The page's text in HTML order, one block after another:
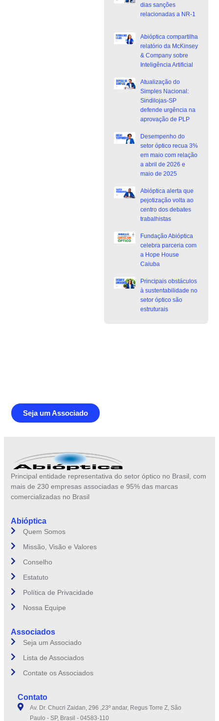
dias sanções
relacionadas a NR-1
Abióptica compartilha
relatório da McKinsey
& Company sobre
Inteligência Artificial
Atualização do
Simples Nacional:
Sindilojas-SP
defende urgência na
aprovação de PLP
Desempenho do
setor óptico recua 3%
em maio com relação
a abril de 2026 e
maio de 2025
Abióptica alerta que
pejotização volta ao
centro dos debates
trabalhistas
Fundação Abióptica
celebra parceria com
a Hope House
Caiuba
Principais obstáculos
à sustentabilidade no
setor óptico são
estruturais
Seja um Associado
Principal entidade representativa do setor óptico no Brasil, com
mais de 230 empresas associadas e 95% das marcas
comercializadas no Brasil
Abióptica
Quem Somos
Missão, Visão e Valores
Conselho
Estatuto
Política de Privacidade
Nossa Equipe
Associados
Seja um Associado
Lista de Associados
Contate os Associados
Contato
Av. Dr. Chucri Zaidan, 296 ,23º andar, Regus Torre Z, São
Paulo - SP, Brasil - 04583-110